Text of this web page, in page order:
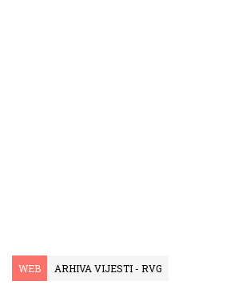
WEB ARHIVA VIJESTI - RVG